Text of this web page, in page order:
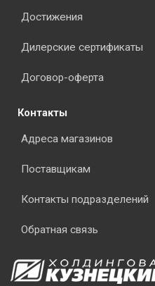
Достижения
Дилерские сертификаты
Договор-оферта
Контакты
Адреса магазинов
Поставщикам
Контакты подразделений
Обратная связь